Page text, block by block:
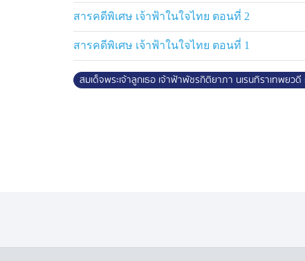
ทั้งนี้ ประชาชนสามารถนำรถยนต์มาจอดที่
เดินทางต่อด้วยรถไฟฟ้า MRT ทั้ง 4 สาย ได้
ด้วย อาคารจอดแล้วจร 4 แห่ง ที่สถานีคลอ
บางรักน้อยท่าอิฐ และสถานีแยกนนทบุรี 1
สารคดีพิเศษ เจ้าฟ้าในใจไทย ตอนที่ 2
สารคดีพิเศษ เจ้าฟ้าในใจไทย ตอนที่ 1
สมเด็จพระเจ้าลูกเธอ เจ้าฟ้าพัชรกิติยาภา นเรนทิราเทพย